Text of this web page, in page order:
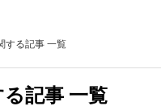
する記事 一覧
記事 一覧